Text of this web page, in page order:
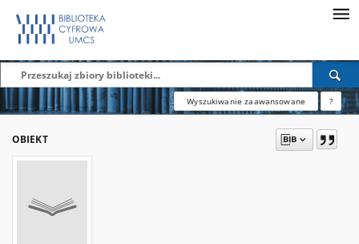
Wyszukiwanie zaawansowane ?
OBIEKT